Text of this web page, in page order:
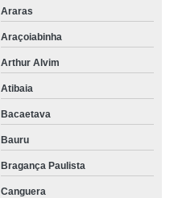
Araras
Araçoiabinha
Arthur Alvim
Atibaia
Bacaetava
Bauru
Bragança Paulista
Canguera